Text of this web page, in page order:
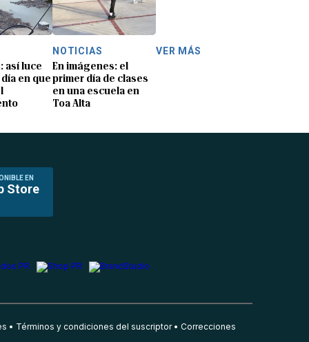
así luce
en que
NOTICIAS
En imágenes: el
primer día de clases
en una escuela en
Toa Alta
VER MÁS
EN
Store
Términos y condiciones del suscriptor Correcciones